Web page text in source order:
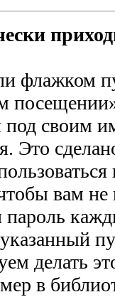
флажком
под своим
Это
вам не
пароль
делать
в